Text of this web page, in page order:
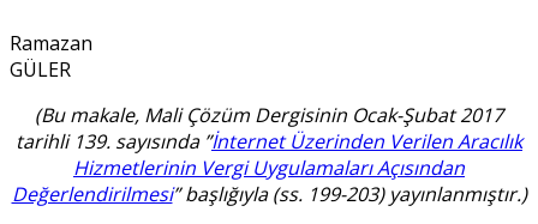
Ramazan
GÜLER
(Bu makale, Mali Çözüm Dergisinin Ocak-Şubat 2017
tarihli 139. sayısında ”İnternet Üzerinden Verilen Aracılık
Hizmetlerinin Vergi Uygulamaları Açısından
Değerlendirilmesi” başlığıyla (ss. 199-203) yayınlanmıştır.)